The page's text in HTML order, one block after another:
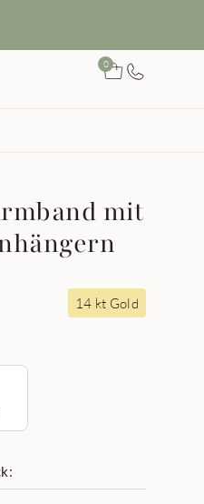
0
mit
14 kt Gold